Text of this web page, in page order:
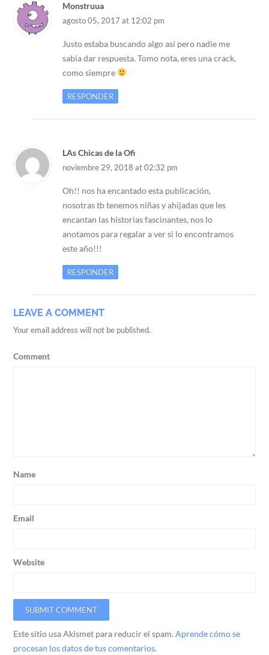
Monstruua
agosto 05, 2017 at 12:02 pm
Justo estaba buscando algo así pero nadie me
sabía dar respuesta. Tomo nota, eres una crack,
como siempre
RESPONDER
LAs Chicas de la Ofi
noviembre 29, 2018 at 02:32 pm
Oh!! nos ha encantado esta publicación,
nosotras tb tenemos niñas y ahijadas que les
encantan las historias fascinantes, nos lo
anotamos para regalar a ver si lo encontramos
este año!!!
RESPONDER
LEAVE A COMMENT
Your email address will not be published.
Comment
Name
Email
Website
Este sitio usa Akismet para reducir el spam.Aprende cómo se
procesan los datos de tus comentarios.